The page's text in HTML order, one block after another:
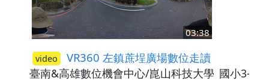
03:38
video VR360 左鎮蔗埕廣場數位走讀
臺南&高雄數位機會中心/崑山科技大學 國小3-4